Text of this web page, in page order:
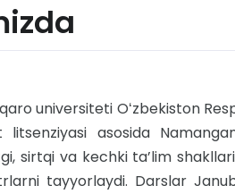
universiteti Oʻzbekiston
litsenziyasi asosida
sirtqi va kechki ta’lim
tayyorlaydi. Darslar